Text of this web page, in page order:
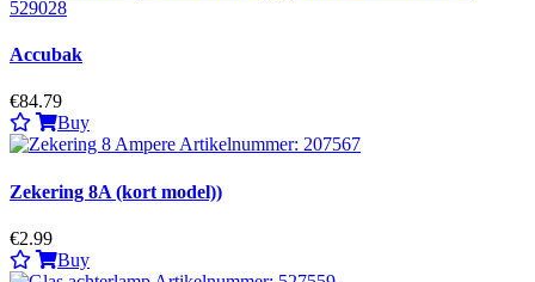
Accubak
€84.79
Buy
Zekering 8A (kort model))
€2.99
Buy